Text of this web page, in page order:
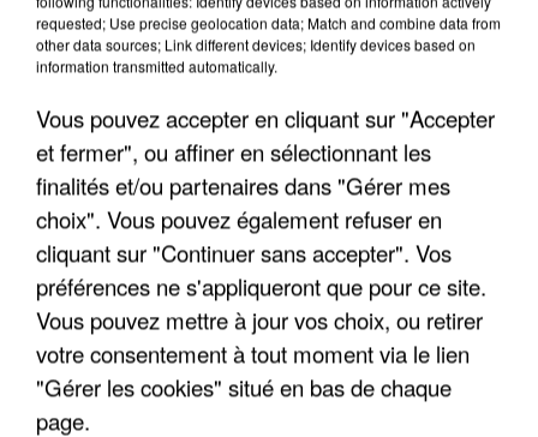
UN SECOND CADRE DE LA DZ MAFIA
INTERPELLÉ EN ALGÉRIE
requested; Use precise geolocation data; Match and combine data from
other data sources; Link different devices; Identify devices based on
information transmitted automatically.
Vous pouvez accepter en cliquant sur "Accepter
et fermer", ou affiner en sélectionnant les
finalités et/ou partenaires dans "Gérer mes
choix". Vous pouvez également refuser en
cliquant sur "Continuer sans accepter". Vos
préférences ne s'appliqueront que pour ce site.
Vous pouvez mettre à jour vos choix, ou retirer
votre consentement à tout moment via le lien
"Gérer les cookies" situé en bas de chaque
page.